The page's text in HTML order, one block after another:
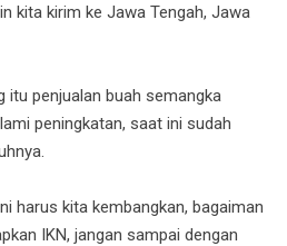
kita kirim ke Jawa Tengah, Jawa
itu penjualan buah semangka
peningkatan, saat ini sudah
harus kita kembangkan, bagaiman
IKN, jangan sampai dengan